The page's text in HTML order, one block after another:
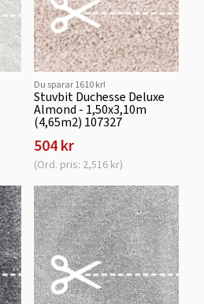
Du sparar 1610 kr!
Stuvbit Duchesse Deluxe
Almond - 1,50x3,10m
(4,65m2) 107327
504 kr
(Ord. pris: 2,516 kr)